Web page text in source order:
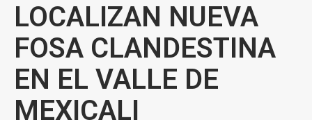
LOCALIZAN NUEVA
FOSA CLANDESTINA
EN EL VALLE DE
MEXICALI